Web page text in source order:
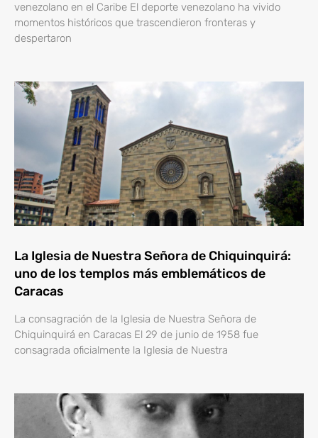
venezolano en el Caribe El deporte venezolano ha vivido
momentos históricos que trascendieron fronteras y
despertaron
La Iglesia de Nuestra Señora de Chiquinquirá:
uno de los templos más emblemáticos de
Caracas
La consagración de la Iglesia de Nuestra Señora de
Chiquinquirá en Caracas El 29 de junio de 1958 fue
consagrada oficialmente la Iglesia de Nuestra